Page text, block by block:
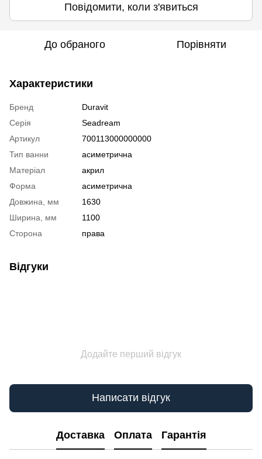
Повідомити, коли з'явиться
До обраного Порівняти
Характеристики
Бренд
Duravit
Серія
Seadream
Артикул
700113000000000
Тип ванни
аcиметрична
Матеріал
акрил
Форма
асиметрична
Довжина, мм
1630
Ширина, мм
1100
Сторона
права
Відгуки
Додайте перший відгук
Написати відгук
Доставка Оплата Гарантія